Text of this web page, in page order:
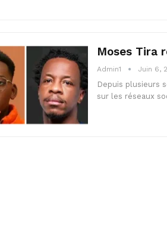
Moses Tira
Admin1 Juin 6,
Depuis plusieurs
sur les réseaux